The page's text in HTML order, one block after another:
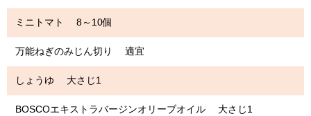
ミニトマト 8～10個
万能ねぎのみじん切り 適宜
しょうゆ 大さじ1
BOSCOエキストラバージンオリーブオイル 大さじ1